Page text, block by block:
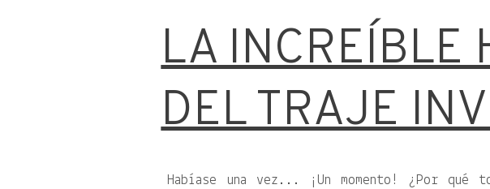
LA INCREÍBLE
DEL TRAJE
Habíase una vez... ¡Un momento! ¿Por qué